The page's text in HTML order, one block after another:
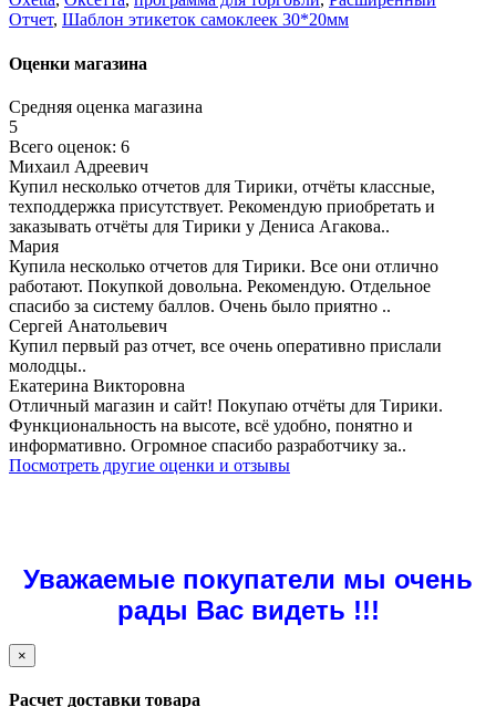
Отчет, Шаблон этикеток самоклеек 30*20мм
Оценки магазина
Средняя оценка магазина
5
Всего оценок: 6
Михаил Адреевич
Купил несколько отчетов для Тирики, отчёты классные,
техподдержка присутствует. Рекомендую приобретать и
заказывать отчёты для Тирики у Дениса Агакова..
Мария
Купила несколько отчетов для Тирики. Все они отлично
работают. Покупкой довольна. Рекомендую. Отдельное
спасибо за систему баллов. Очень было приятно ..
Сергей Анатольевич
Купил первый раз отчет, все очень оперативно прислали
молодцы..
Екатерина Викторовна
Отличный магазин и сайт! Покупаю отчёты для Тирики.
Функциональность на высоте, всё удобно, понятно и
информативно. Огромное спасибо разработчику за..
Посмотреть другие оценки и отзывы
Уважаемые покупатели мы очень
рады Вас видеть !!!
×
Расчет доставки товара